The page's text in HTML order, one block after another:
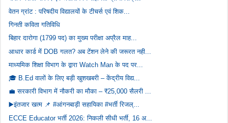
वेतन ग्रांट : परिषदीय विद्यालयों के टीचर्स एवं शिक...
गिनती कविता गतिविधि
बिहार दारोगा (1799 पद) का मुख्य परीक्षा अप्रैल माह...
आधार कार्ड में DOB गलत? अब टेंशन लेने की जरूरत नही...
माध्यमिक शिक्षा विभाग के द्वारा Watch Man के पद पर...
🎓 B.Ed वालों के लिए बड़ी खुशखबरी – केंद्रीय विद्य...
💼 सरकारी विभाग में नौकरी का मौका – ₹25,000 सैलरी ...
▶️इंतजार खत्म 📌 #आंगनबाड़ी सहायिका #भर्ती रिजल्...
ECCE Educator भर्ती 2026: निकली सीधी भर्ती, 16 अ...